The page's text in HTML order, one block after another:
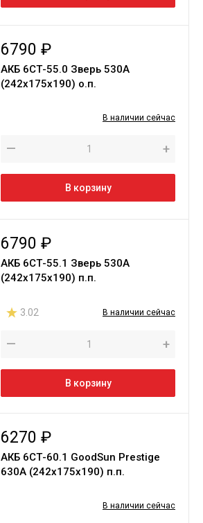
6790 ₽
АКБ 6СТ-55.0 Зверь 530A
(242х175х190) о.п.
В наличии сейчас
— +
В корзину
6790 ₽
АКБ 6СТ-55.1 Зверь 530A
(242х175х190) п.п.
3.02 В наличии сейчас
— +
В корзину
6270 ₽
АКБ 6СТ-60.1 GoodSun Prestige
630A (242х175х190) п.п.
В наличии сейчас